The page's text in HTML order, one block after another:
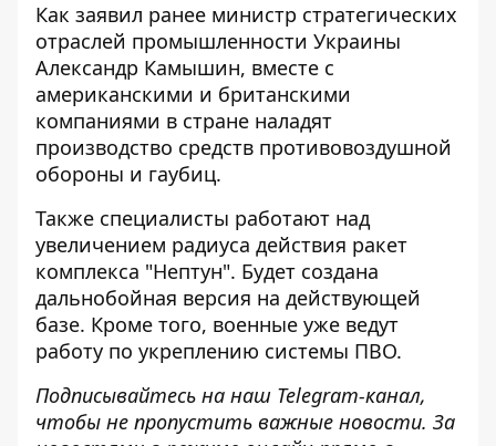
Как заявил ранее министр стратегических
отраслей промышленности Украины
Александр Камышин, вместе с
американскими и британскими
компаниями в стране наладят
производство средств противовоздушной
обороны и гаубиц.
Также специалисты работают над
увеличением радиуса действия ракет
комплекса "Нептун". Будет создана
дальнобойная версия на действующей
базе. Кроме того, военные уже ведут
работу по укреплению системы ПВО.
Подписывайтесь на наш Telegram-канал,
чтобы не пропустить важные новости. За